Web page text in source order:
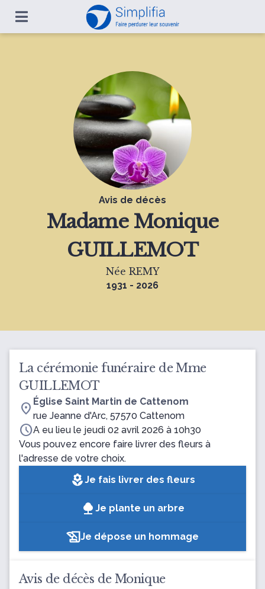
Avis de décès
Madame Monique
GUILLEMOT
Née REMY
1931 - 2026
La cérémonie funéraire de Mme
GUILLEMOT
location_on Église Saint Martin de Cattenom
rue Jeanne d'Arc, 57570 Cattenom
scheduleA eu lieu le jeudi 02 avril 2026 à 10h30
Vous pouvez encore faire livrer des fleurs à
l'adresse de votre choix.
local_floristJe fais livrer des fleurs
Je plante un arbre
Je dépose un hommage
Avis de décès de Monique